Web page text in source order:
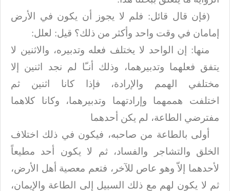
)فإن قال قائل: فلم لا يجوز أن يكون في الأرض
إمامان في وقت واحد وأكثر من ذلك؟ قيل: لعلل:
منها: إن الواحد لا يختلف فعله وتدبيره، والاثنين لا
يتفق فعلهما وتدبيرهما،
وذلك أنـّا لم نجد اثنين إلا
مختلفي الهمم والإرادة، فإذا كانا اثنين ثم
اختلفت
هممهما وإرادتهما وتدبيرهما، وكانا كلاهما
مفترضي الطاعة، لم يكن أحدهما
أولى بالطاعة من صاحبه، فيكون في ذلك اختلاف
الخلق والتشاجر والفساد، ثم لا يكون
أحد مطيعاً
لأحدهما إلاّ وهو عاص للآخر، فتعم معصية أهل الأرض،
ثم لا يكون لهم مع ذلك السبيل إلى الطاعة والإيمان،